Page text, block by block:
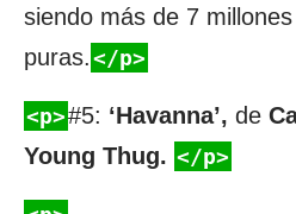
siendo más de 7
puras.</p>
<p>#5: ‘Havanna’, de
Young Thug. </p>